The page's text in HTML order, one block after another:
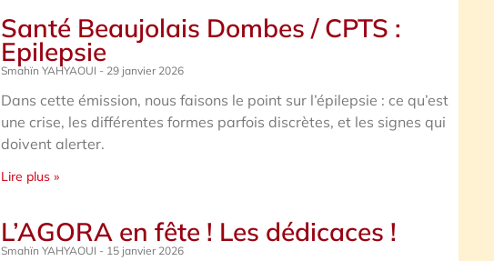
Santé Beaujolais Dombes / CPTS :
Epilepsie
Smahïn YAHYAOUI 29 janvier 2026
Dans cette émission, nous faisons le point sur l’épilepsie : ce qu’est
une crise, les différentes formes parfois discrètes, et les signes qui
doivent alerter.
Lire plus »
L’AGORA en fête ! Les dédicaces !
Smahïn YAHYAOUI 15 janvier 2026